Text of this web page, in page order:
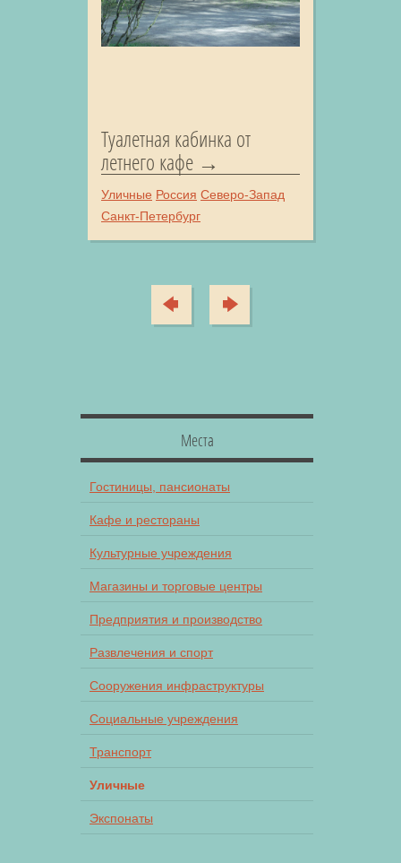
Туалетная кабинка от
летнего кафе
Уличные Россия Северо-Запад
Санкт-Петербург
Места
Гостиницы, пансионаты
Кафе и рестораны
Культурные учреждения
Магазины и торговые центры
Предприятия и производство
Развлечения и спорт
Сооружения инфраструктуры
Социальные учреждения
Транспорт
Уличные
Экспонаты